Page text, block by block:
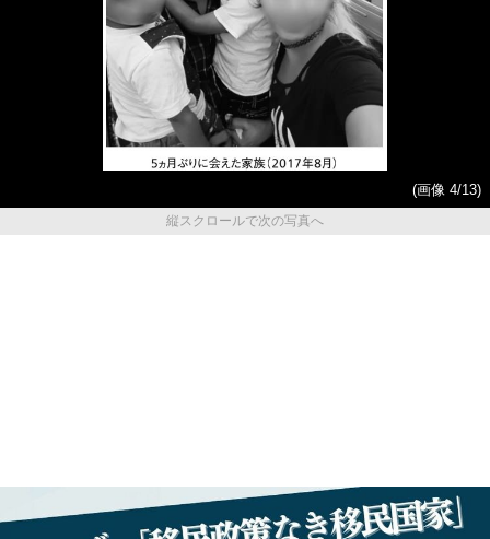
(画像 4/13)
縦スクロールで次の写真へ